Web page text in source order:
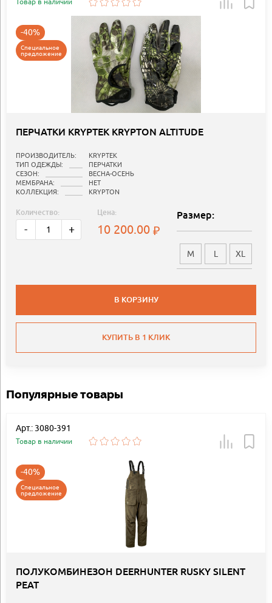
-40%
Специальное
предложение
ПЕРЧАТКИ KRYPTEK KRYPTON ALTITUDE
ПРОИЗВОДИТЕЛЬ:
KRYPTEK
ТИП ОДЕЖДЫ:
ПЕРЧАТКИ
СЕЗОН:
ВЕСНА-ОСЕНЬ
МЕМБРАНА:
НЕТ
КОЛЛЕКЦИЯ:
KRYPTON
Количество:
- +
Цена:
10 200.00
Размер:
M L XL
В КОРЗИНУ
КУПИТЬ В 1 КЛИК
Популярные товары
Арт.: 3080-391
Товар в наличии
-40%
Специальное
предложение
ПОЛУКОМБИНЕЗОН DEERHUNTER RUSKY SILENT
PEAT